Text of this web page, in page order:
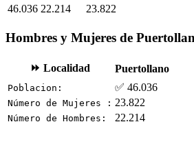
46.036 22.214 23.822
Hombres y Mujeres de
⏩ Localidad Puertollano
Poblacion: ✅ 46.036
Número de Mujeres : 23.822
Número de Hombres: 22.214